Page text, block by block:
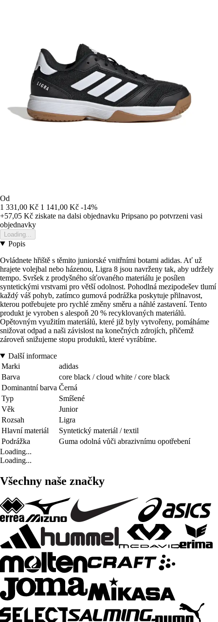
Od
1 331,00 Kč 1 141,00 Kč -14%
+57,05 Kč ziskate na dalsi objednavku Pripsano po potvrzeni vasi
objednavky
Loading...
Popis
Ovládnete hřiště s těmito juniorské vnitřními botami adidas. Ať už
hrajete volejbal nebo házenou, Ligra 8 jsou navrženy tak, aby udržely
tempo. Svršek z prodyšného síťovaného materiálu je posílen
syntetickými vrstvami pro větší odolnost. Pohodlná mezipodešev tlumí
každý váš pohyb, zatímco gumová podrážka poskytuje přilnavost,
kterou potřebujete pro rychlé změny směru a náhlé zastavení. Tento
produkt je vyroben s alespoň 20 % recyklovaných materiálů.
Opětovným využitím materiálů, které již byly vytvořeny, pomáháme
snižovat odpad a naši závislost na konečných zdrojích, přičemž
zároveň snižujeme stopu produktů, které vyrábíme.
Další informace
Marki
adidas
Barva
core black / cloud white / core black
Dominantní barva Černá
Typ
Smíšené
Věk
Junior
Rozsah
Ligra
Hlavní materiál
Syntetický materiál / textil
Podrážka
Guma odolná vůči abrazivnímu opotřebení
Loading...
Loading...
Všechny naše značky